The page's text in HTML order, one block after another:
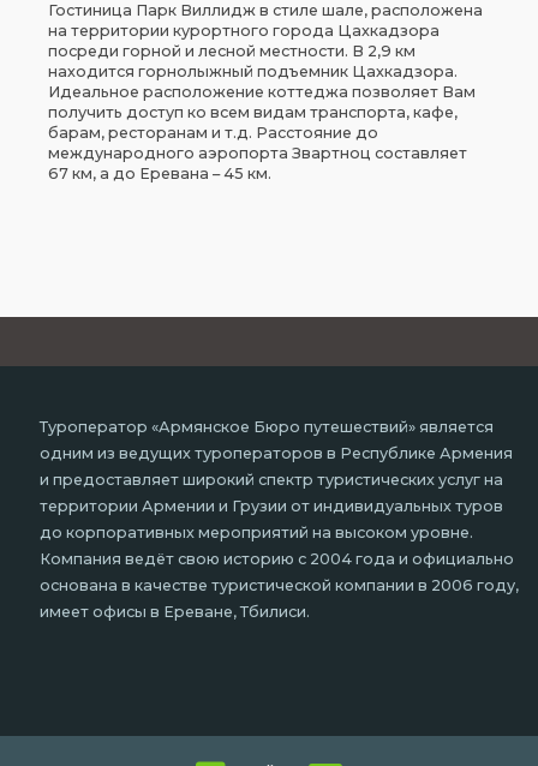
Гостиница Парк Виллидж в стиле шале, расположена
на территории курортного города Цахкадзора
посреди горной и лесной местности. В 2,9 км
находится горнолыжный подъемник Цахкадзора.
Идеальное расположение коттеджа позволяет Вам
получить доступ ко всем видам транспорта, кафе,
барам, ресторанам и т.д. Расстояние до
международного аэропорта Звартноц составляет
67 км, а до Еревана – 45 км.
Туроператор «Армянское Бюро путешествий» является
одним из ведущих туроператоров в Республике Армения
и предоставляет широкий спектр туристических услуг на
территории Армении и Грузии от индивидуальных туров
до корпоративных мероприятий на высоком уровне.
Компания ведёт свою историю с 2004 года и официально
основана в качестве туристической компании в 2006 году,
имеет офисы в Ереване, Тбилиси.